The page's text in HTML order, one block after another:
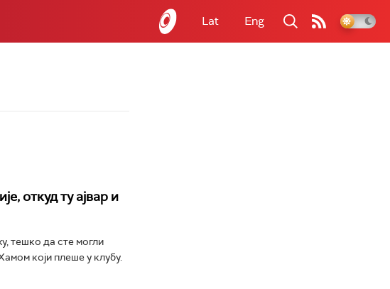
Lat Eng
откуд ту ајвар и
тешко да сте могли
који плеше у клубу.